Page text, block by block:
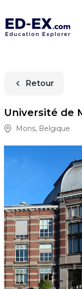
Retour
Université de
Mons, Belgique